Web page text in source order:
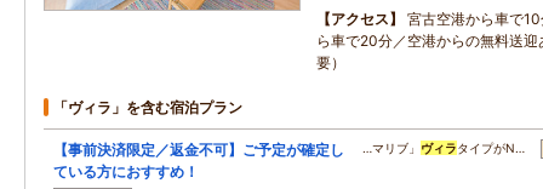
アクセス
宮古空港から車で
ら車で20分／空港からの無料送
要）
「ヴィラ」を含む宿泊プラン
【事前決済限定／返金不可】ご予定が確定し
ている方におすすめ！
…マリブ」 ヴィラタイプがN…